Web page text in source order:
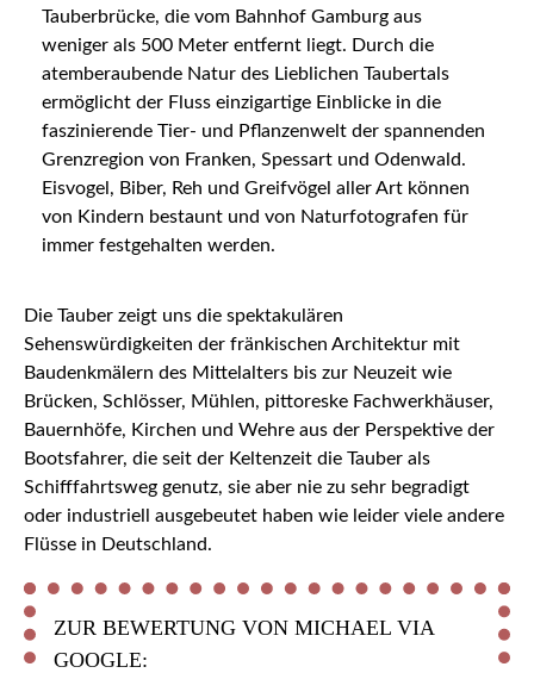
Tauberbrücke, die vom Bahnhof Gamburg aus
weniger als 500 Meter entfernt liegt. Durch die
atemberaubende Natur des Lieblichen Taubertals
ermöglicht der Fluss einzigartige Einblicke in die
faszinierende Tier- und Pflanzenwelt der spannenden
Grenzregion von Franken, Spessart und Odenwald.
Eisvogel, Biber, Reh und Greifvögel aller Art können
von Kindern bestaunt und von Naturfotografen für
immer festgehalten werden.
Die Tauber zeigt uns die spektakulären
Sehenswürdigkeiten der fränkischen Architektur mit
Baudenkmälern des Mittelalters bis zur Neuzeit wie
Brücken, Schlösser, Mühlen, pittoreske Fachwerkhäuser,
Bauernhöfe, Kirchen und Wehre aus der Perspektive der
Bootsfahrer, die seit der Keltenzeit die Tauber als
Schifffahrtsweg genutz, sie aber nie zu sehr begradigt
oder industriell ausgebeutet haben wie leider viele andere
Flüsse in Deutschland.
ZUR BEWERTUNG VON MICHAEL VIA
GOOGLE: